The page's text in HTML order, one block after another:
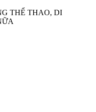
THỂ THAO, DI